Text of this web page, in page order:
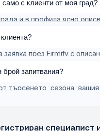
с клиенти от моя град?
и в профила ясно
през Firmify с
с клиента.
брой запитвания?
търсенето, сезона, вашия
специалист